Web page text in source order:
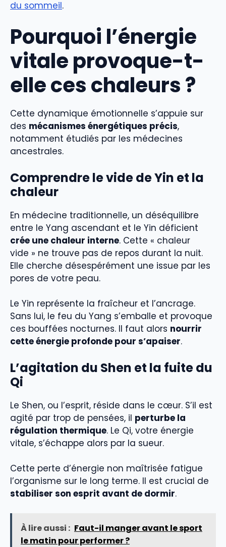
du sommeil.
Pourquoi l’énergie
vitale provoque-t-
elle ces chaleurs ?
Cette dynamique émotionnelle s’appuie sur
des mécanismes énergétiques précis,
notamment étudiés par les médecines
ancestrales.
Comprendre le vide de Yin et la
chaleur
En médecine traditionnelle, un déséquilibre
entre le Yang ascendant et le Yin déficient
crée une chaleur interne. Cette « chaleur
vide » ne trouve pas de repos durant la nuit.
Elle cherche désespérément une issue par les
pores de votre peau.
Le Yin représente la fraîcheur et l’ancrage.
Sans lui, le feu du Yang s’emballe et provoque
ces bouffées nocturnes. Il faut alors nourrir
cette énergie profonde pour s’apaiser.
L’agitation du Shen et la fuite du
Qi
Le Shen, ou l’esprit, réside dans le cœur. S’il est
agité par trop de pensées, il perturbe la
régulation thermique. Le Qi, votre énergie
vitale, s’échappe alors par la sueur.
Cette perte d’énergie non maîtrisée fatigue
l’organisme sur le long terme. Il est crucial de
stabiliser son esprit avant de dormir.
À lire aussi : Faut-il manger avant le sport
le matin pour performer ?